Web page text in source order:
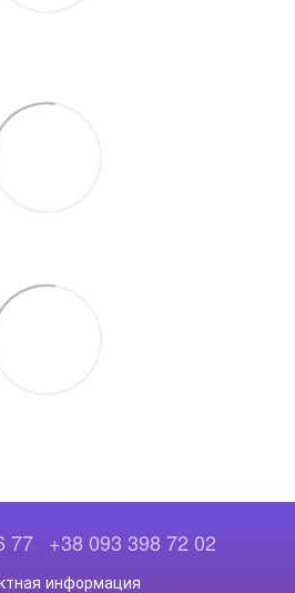
77 +38 093 398 72 02
информация